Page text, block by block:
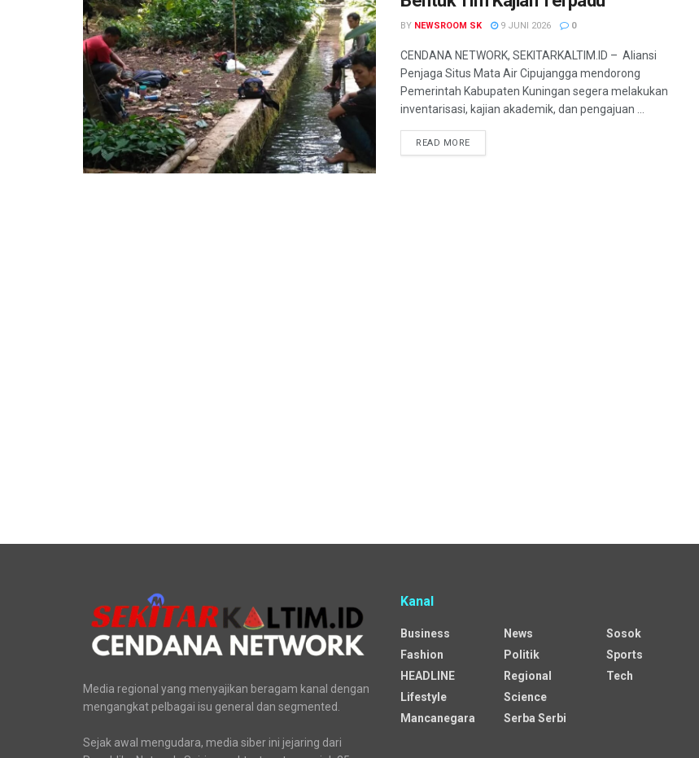
BY NEWSROOM SK 9 JUNI 2026 0
CENDANA NETWORK, SEKITARKALTIM.ID – Aliansi
Penjaga Situs Mata Air Cipujangga mendorong
Pemerintah Kabupaten Kuningan segera melakukan
inventarisasi, kajian akademik, dan pengajuan ...
READ MORE
Media regional yang menyajikan beragam kanal dengan
mengangkat pelbagai isu general dan segmented.
Sejak awal mengudara, media siber ini jejaring dari
Kanal
Business
Fashion
HEADLINE
Lifestyle
Mancanegara
News
Politik
Regional
Science
Serba Serbi
Sosok
Sports
Tech